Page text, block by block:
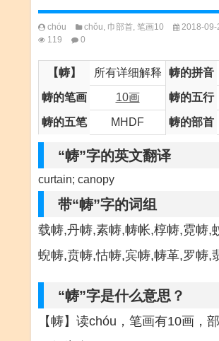
chóu chǒu, 巾部首, 笔画10
2018-09-
119
0
【帱】 所有详细解释 帱的拼音
帱的笔画 10画 帱的五行
帱的五笔 MHDF 帱的部首
“帱”字的英文翻译
curtain; canopy
带“帱”字的词组
载帱,丹帱,素帱,帱帐,椁帱,霓帱,
蜺帱,贲帱,怙帱,宾帱,帱革,罗帱,
“帱”字是什么意思？
【帱】读chóu，笔画有10画，